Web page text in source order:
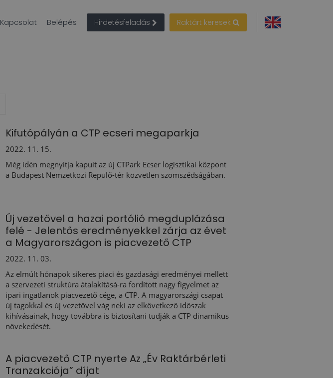
Kapcsolat Belépés Hirdetésfeladás Raktárt keresek
Kifutópályán a CTP ecseri megaparkja
2022. 11. 15.
Még idén megnyitja kapuit az új CTPark Ecser logisztikai központ
a Budapest Nemzetközi Repülő-tér közvetlen szomszédságában.
Új vezetővel a hazai portólió megduplázása
felé - Jelentős eredményekkel zárja az évet
a Magyarországon is piacvezető CTP
2022. 11. 03.
Az elmúlt hónapok sikeres piaci és gazdasági eredményei mellett
a szervezeti struktúra átalakításá-ra fordított nagy figyelmet az
ipari ingatlanok piacvezető cége, a CTP. A magyarországi csapat
új tagokkal és új vezetővel vág neki az elkövetkező időszak
kihívásainak, hogy továbbra is biztosítani tudják a CTP dinamikus
növekedését.
A piacvezető CTP nyerte Az „Év Raktárbérleti
Tranzakciója” díjat